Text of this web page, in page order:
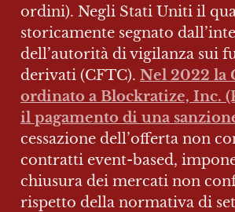
ordini). Negli Stati Uniti il
storicamente segnato
dell’autorità di vigilanza sui
derivati (CFTC). Nel 2022 la
ordinato a Blockratize, Inc.
il pagamento di una
cessazione dell’offerta non
contratti event-based,
chiusura dei mercati non
rispetto della normativa di